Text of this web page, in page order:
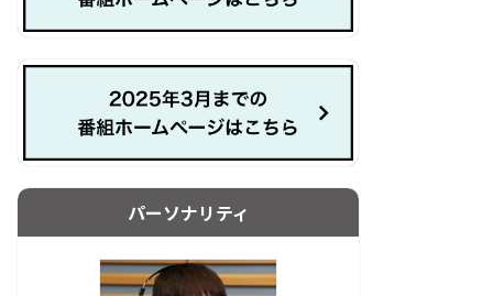
パーソナリティ